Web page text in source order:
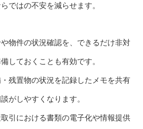
ではの不安を減らせます。
物件の状況確認を、できるだけ非対
しておくことも有効です。
残置物の状況を記録したメモを共有
がしやすくなります。
引における書類の電子化や情報提供